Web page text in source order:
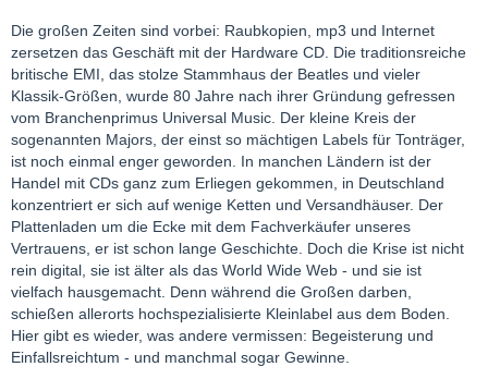
Die großen Zeiten sind vorbei: Raubkopien, mp3 und Internet
zersetzen das Geschäft mit der Hardware CD. Die traditionsreiche
britische EMI, das stolze Stammhaus der Beatles und vieler
Klassik-Größen, wurde 80 Jahre nach ihrer Gründung gefressen
vom Branchenprimus Universal Music. Der kleine Kreis der
sogenannten Majors, der einst so mächtigen Labels für Tonträger,
ist noch einmal enger geworden. In manchen Ländern ist der
Handel mit CDs ganz zum Erliegen gekommen, in Deutschland
konzentriert er sich auf wenige Ketten und Versandhäuser. Der
Plattenladen um die Ecke mit dem Fachverkäufer unseres
Vertrauens, er ist schon lange Geschichte. Doch die Krise ist nicht
rein digital, sie ist älter als das World Wide Web - und sie ist
vielfach hausgemacht. Denn während die Großen darben,
schießen allerorts hochspezialisierte Kleinlabel aus dem Boden.
Hier gibt es wieder, was andere vermissen: Begeisterung und
Einfallsreichtum - und manchmal sogar Gewinne.